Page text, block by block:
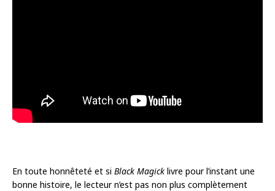
En toute honnêteté et si Black Magick livre pour l’instant une
bonne histoire, le lecteur n’est pas non plus complètement